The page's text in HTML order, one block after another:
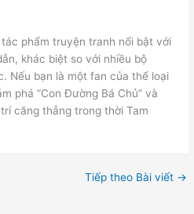
tác phẩm truyện tranh nổi bật với
khác biệt so với nhiều bộ
Nếu bạn là một fan của thể loại
phá “Con Đường Bá Chủ” và
căng thẳng trong thời Tam
Tiếp theo Bài viết →